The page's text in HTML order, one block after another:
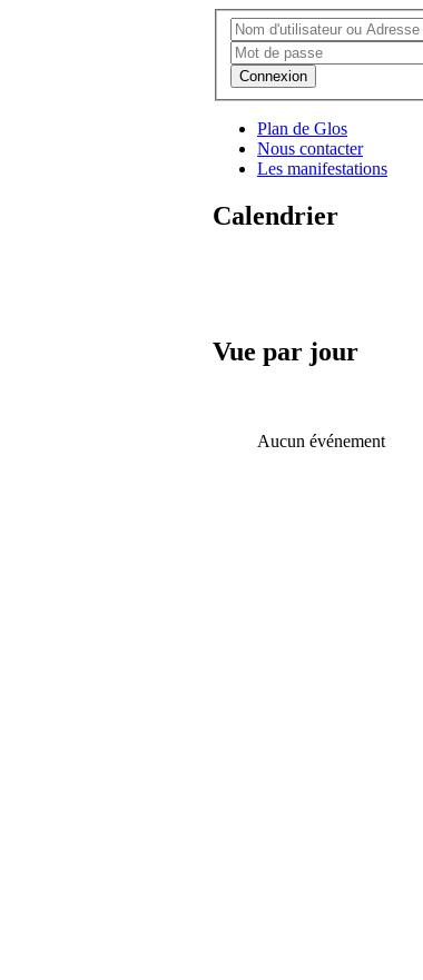
Connexion
Plan de Glos
Nous contacter
Les manifestations
Calendrier
Vue par jour
Aucun événement